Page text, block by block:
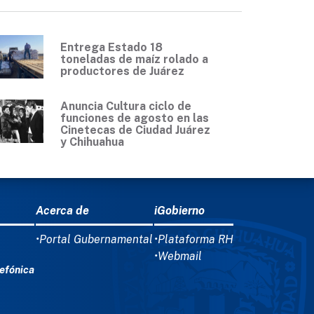
Entrega Estado 18
toneladas de maíz rolado a
productores de Juárez
Anuncia Cultura ciclo de
funciones de agosto en las
Cinetecas de Ciudad Juárez
y Chihuahua
Acerca de
•Portal Gubernamental
iGobierno
•Plataforma RH
•Webmail